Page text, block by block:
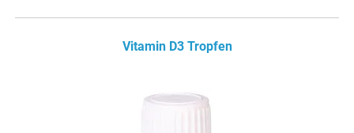
Vitamin D3 Tropfen